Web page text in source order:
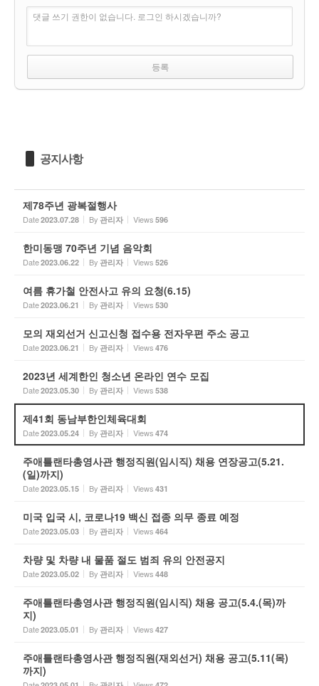
댓글 쓰기 권한이 없습니다. 로그인 하시겠습니까?
공지사항
제78주년 광복절행사
Date2023.07.28 By 관리자 Views 596
한미동맹 70주년 기념 음악회
Date2023.06.22 By 관리자 Views 526
여름 휴가철 안전사고 유의 요청(6.15)
Date2023.06.21 By 관리자 Views 530
모의 재외선거 신고신청 접수용 전자우편 주소 공고
Date2023.06.21 By 관리자 Views 476
2023년 세계한인 청소년 온라인 연수 모집
Date2023.05.30 By 관리자 Views 538
제41회 동남부한인체육대회
Date2023.05.24 By 관리자 Views 474
주애틀랜타총영사관 행정직원(임시직) 채용 연장공고(5.21.
(일)까지)
Date2023.05.15 By 관리자 Views 431
미국 입국 시, 코로나19 백신 접종 의무 종료 예정
Date2023.05.03 By 관리자 Views 464
차량 및 차량 내 물품 절도 범죄 유의 안전공지
Date2023.05.02 By 관리자 Views 448
주애틀랜타총영사관 행정직원(임시직) 채용 공고(5.4.(목)까
지)
Date2023.05.01 By 관리자 Views 427
주애틀랜타총영사관 행정직원(재외선거) 채용 공고(5.11(목)
까지)